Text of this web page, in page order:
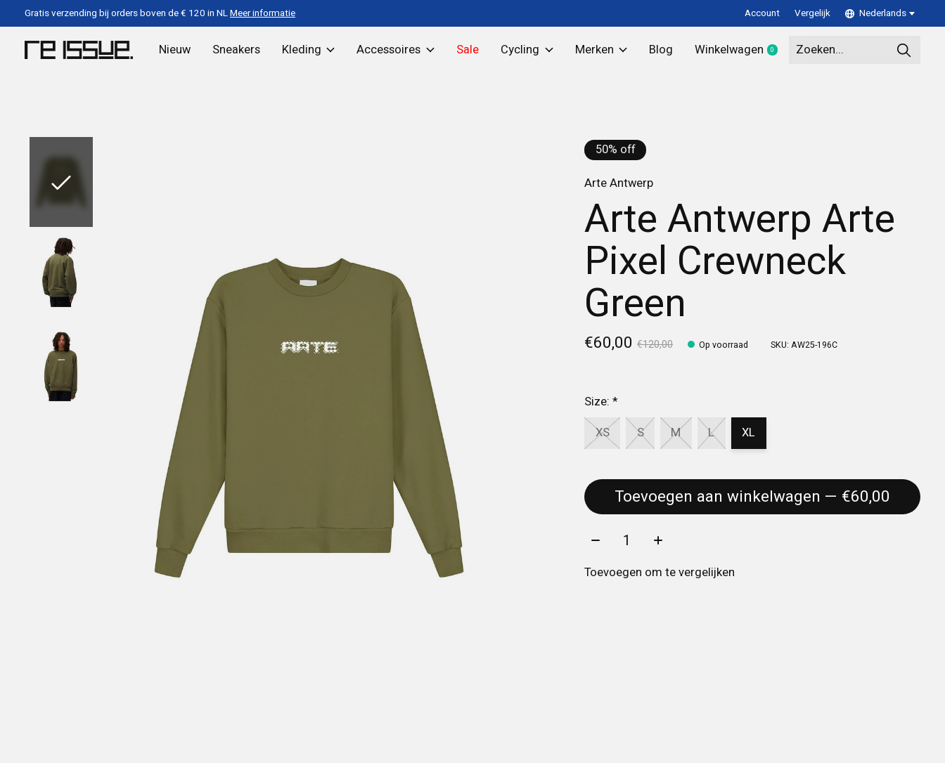
Gratis verzending bij orders boven de € 120 in NLMeer informatie Account Vergelijk Nederlands
Nieuw Sneakers Kleding Accessoires Sale Cycling Merken Blog Winkelwagen 0items
50% off
Arte Antwerp
Arte Antwerp Arte
Pixel Crewneck
Green
€60,00€120,00 Op voorraad SKU: AW25-196C
Size:*
XS
S M L XL
Toevoegen aan winkelwagen — €60,00
Aantal:
Toevoegen om te vergelijken